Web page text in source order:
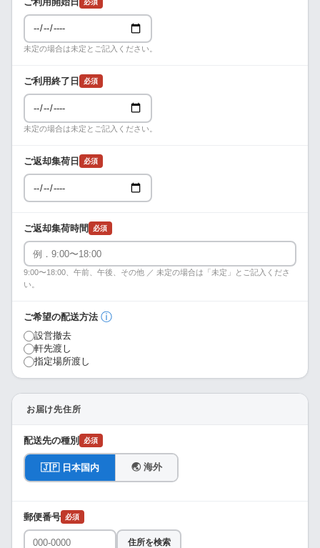
未定の場合は未定とご記入ください。
ご利用終了日 必須
未定の場合は未定とご記入ください。
ご返却集荷日 必須
ご返却集荷時間 必須
9:00〜18:00、午前、午後、その他 ／ 未定の場合は「未定」とご記入くださ
い。
ご希望の配送方法 ⓘ
設営撤去
軒先渡し
指定場所渡し
お届け先住所
配送先の種別 必須
🇯🇵 日本国内 🌏 海外
郵便番号 必須
住所を検索